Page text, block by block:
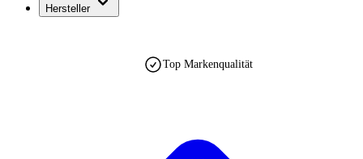
Hersteller
Top Markenqualität